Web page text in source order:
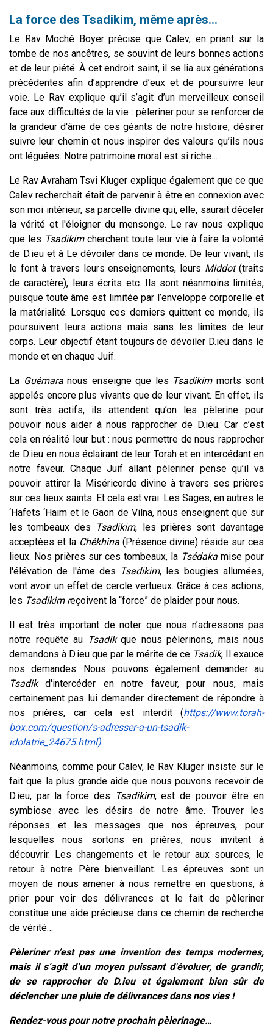
La force des Tsadikim, même après…
Le Rav Moché Boyer précise que Calev, en priant sur la
tombe de nos ancêtres, se souvint de leurs bonnes actions
et de leur piété. À cet endroit saint, il se lia aux générations
précédentes afin d’apprendre d’eux et de poursuivre leur
voie. Le Rav explique qu’il s’agit d’un merveilleux conseil
face aux difficultés de la vie : pèleriner pour se renforcer de
la grandeur d'âme de ces géants de notre histoire, désirer
suivre leur chemin et nous inspirer des valeurs qu’ils nous
ont léguées. Notre patrimoine moral est si riche…
Le Rav Avraham Tsvi Kluger explique également que ce que
Calev recherchait était de parvenir à être en connexion avec
son moi intérieur, sa parcelle divine qui, elle, saurait déceler
la vérité et l'éloigner du mensonge. Le rav nous explique
que les Tsadikimcherchent toute leur vie à faire la volonté
de D.ieu et à Le dévoiler dans ce monde. De leur vivant, ils
le font à travers leurs enseignements, leurs Middot(traits
de caractère), leurs écrits etc. Ils sont néanmoins limités,
puisque toute âme est limitée par l’enveloppe corporelle et
la matérialité. Lorsque ces derniers quittent ce monde, ils
poursuivent leurs actions mais sans les limites de leur
corps. Leur objectif étant toujours de dévoiler D.ieu dans le
monde et en chaque Juif.
La Guémaranous enseigne que les Tsadikim morts sont
appelés encore plus vivants que de leur vivant. En effet, ils
sont très actifs, ils attendent qu’on les pèlerine pour
pouvoir nous aider à nous rapprocher de D.ieu. Car c’est
cela en réalité leur but : nous permettre de nous rapprocher
de D.ieu en nous éclairant de leur Torah et en intercédant en
notre faveur. Chaque Juif allant pèleriner pense qu’il va
pouvoir attirer la Miséricorde divine à travers ses prières
sur ces lieux saints. Et cela est vrai. Les Sages, en autres le
‘Hafets ‘Haim et le Gaon de Vilna, nous enseignent que sur
les tombeaux des
Tsadikim, les prières sont davantage
acceptées et la Chékhina(Présence divine) réside sur ces
lieux. Nos prières sur ces tombeaux, la Tsédaka mise pour
l'élévation de l'âme des Tsadikim, les bougies allumées,
vont avoir un effet de cercle vertueux. Grâce à ces actions,
les Tsadikim reçoivent la “force” de plaider pour nous.
Il est très important de noter que nous n’adressons pas
notre requête au Tsadik que nous pèlerinons, mais nous
demandons à D.ieu que par le mérite de ce Tsadik, Il exauce
nos demandes. Nous pouvons également demander au
Tsadikd'intercéder en notre faveur, pour nous, mais
certainement pas lui demander directement de répondre à
nos prières, car cela est interdit (https://www.torah-
box.com/question/s-adresser-a-un-tsadik-
idolatrie_24675.html)
Néanmoins, comme pour Calev, le Rav Kluger insiste sur le
fait que la plus grande aide que nous pouvons recevoir de
D.ieu, par la force des
Tsadikim, est de pouvoir être en
symbiose avec les désirs de notre âme. Trouver les
réponses et les messages que nos épreuves, pour
lesquelles nous sortons en prières, nous invitent à
découvrir. Les changements et le retour aux sources, le
retour à notre Père bienveillant. Les épreuves sont un
moyen de nous amener à nous remettre en questions, à
prier pour voir des délivrances et le fait de pèleriner
constitue une aide précieuse dans ce chemin de recherche
de vérité…
Pèleriner n’est pas une invention des temps modernes,
mais il s’agit d’un moyen puissant d'évoluer, de grandir,
de se rapprocher de D.ieu et également bien sûr de
déclencher une pluie de délivrances dans nos vies !
Rendez-vous pour notre prochain pèlerinage…